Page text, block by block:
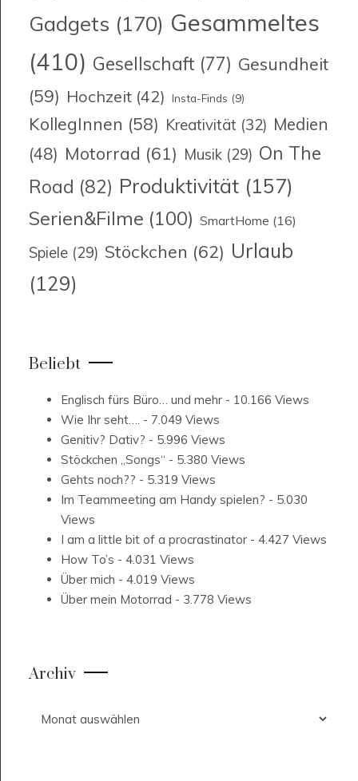
Gadgets (170) Gesammeltes
(410) Gesellschaft (77) Gesundheit
(59) Hochzeit (42) Insta-Finds (9)
KollegInnen (58) Kreativität (32) Medien
(48) Motorrad (61) Musik (29) On The
Road (82) Produktivität (157)
Serien&Filme (100) SmartHome (16)
Spiele (29) Stöckchen (62) Urlaub
(129)
Beliebt
Englisch fürs Büro… und mehr - 10.166 Views
Wie Ihr seht…. - 7.049 Views
Genitiv? Dativ? - 5.996 Views
Stöckchen „Songs“ - 5.380 Views
Gehts noch?? - 5.319 Views
Im Teammeeting am Handy spielen? - 5.030
Views
I am a little bit of a procrastinator - 4.427 Views
How To’s - 4.031 Views
Über mich - 4.019 Views
Über mein Motorrad - 3.778 Views
Archiv